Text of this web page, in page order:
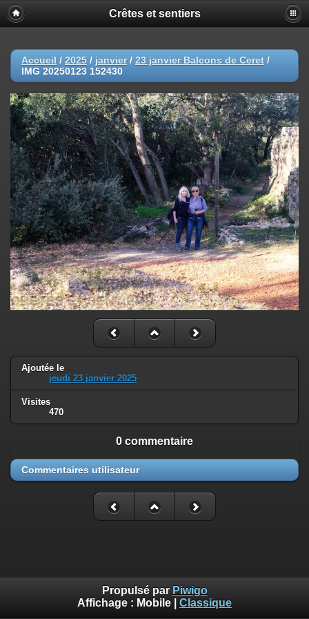
Crêtes et sentiers
Accueil / 2025 / janvier/ 23 janvier Balcons de Ceret /
IMG 20250123 152430
Ajoutée le
jeudi 23 janvier 2025
Visites
470
0 commentaire
Commentaires utilisateur
Propulsé par Piwigo
Affichage : Mobile Classique